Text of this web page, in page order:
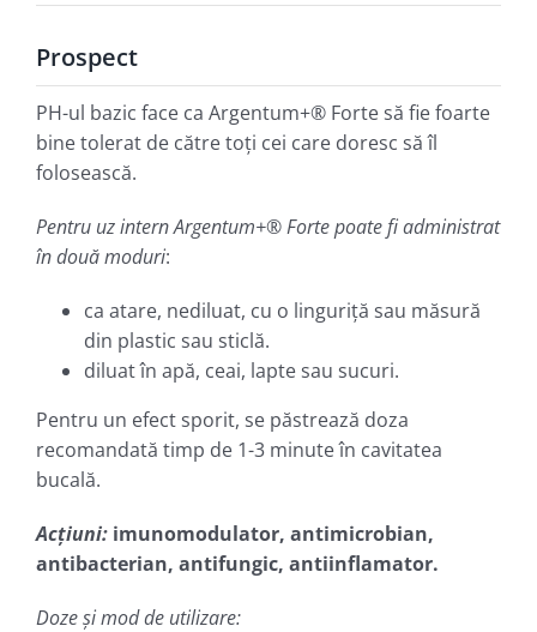
Prospect
PH-ul bazic face ca Argentum+® Forte să fie foarte
bine tolerat de către toţi cei care doresc să îl
folosească.
Pentru uz intern Argentum+® Forte poate fi administrat
în două moduri:
ca atare, nediluat, cu o linguriţă sau măsură
din plastic sau sticlă.
diluat în apă, ceai, lapte sau sucuri.
Pentru un efect sporit, se păstrează doza
recomandată timp de 1-3 minute în cavitatea
bucală.
Acţiuni:imunomodulator, antimicrobian,
antibacterian, antifungic, antiinflamator.
Doze şi mod de utilizare: